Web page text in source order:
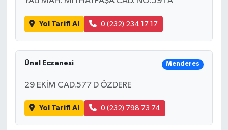
Yol Tarifi Al 0 (232) 234 17 17
Ünal Eczanesi Menderes
29 EKİM CAD.577 D ÖZDERE
Yol Tarifi Al 0 (232) 798 73 74